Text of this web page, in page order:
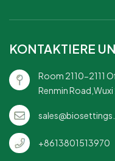
KONTAKTIERE
Room 2110-2111
Renmin Road,Wuxi
+8613801513970